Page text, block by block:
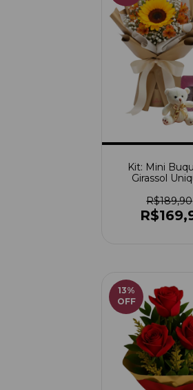
Kit: Mini
Girassol
Pitico
R$189,90
13%
OFF